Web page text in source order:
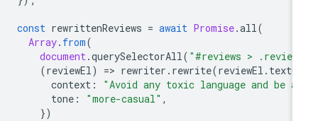
const rewrittenReviews = await Promise.all
Array.from
document.querySelectorAll("#reviews >
(reviewEl) => rewriter.rewrite(reviewEl.
context: "Avoid any toxic language and be
tone: "more-casual"